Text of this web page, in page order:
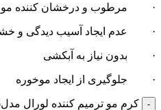
· مرطوب و درخشان کننده مومحافظ
· عدم ایجاد آسیب دیدگی و
· بدون نیاز به آبکشی
· جلوگیری از ایجاد موخوره
کرم مو ترمیم کننده لورال مدلcomple onarci 5¼ عدد